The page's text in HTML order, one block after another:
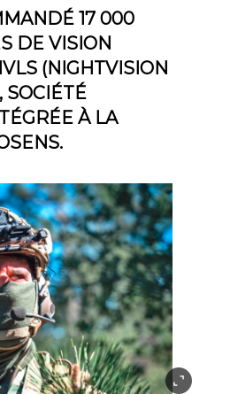
17 000
DE VISION
(NIGHTVISION
SOCIÉTÉ
À LA